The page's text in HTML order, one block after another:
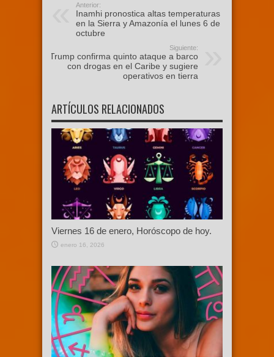
Anterior:
Inamhi pronostica altas temperaturas
en la Sierra y Amazonía el lunes 6 de
octubre
Siguiente:
Trump confirma quinto ataque a barco
con drogas en el Caribe y sugiere
operativos en tierra
ARTÍCULOS RELACIONADOS
Viernes 16 de enero, Horóscopo de hoy.
enero 16, 2026